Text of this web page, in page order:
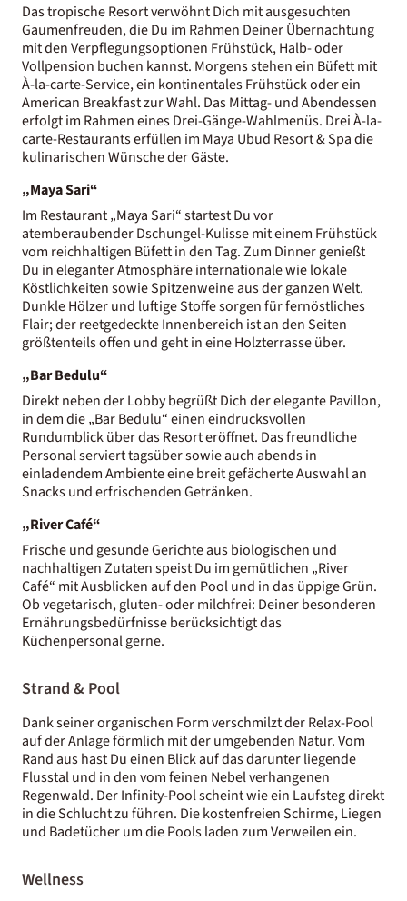
Das tropische Resort verwöhnt Dich mit ausgesuchten
Gaumenfreuden, die Du im Rahmen Deiner Übernachtung
mit den Verpflegungsoptionen Frühstück, Halb- oder
Vollpension buchen kannst. Morgens stehen ein Büfett mit
À-la-carte-Service, ein kontinentales Frühstück oder ein
American Breakfast zur Wahl. Das Mittag- und Abendessen
erfolgt im Rahmen eines Drei-Gänge-Wahlmenüs. Drei À-la-
carte-Restaurants erfüllen im Maya Ubud Resort & Spa die
kulinarischen Wünsche der Gäste.
„Maya Sari“
Im Restaurant „Maya Sari“ startest Du vor
atemberaubender Dschungel-Kulisse mit einem Frühstück
vom reichhaltigen Büfett in den Tag. Zum Dinner genießt
Du in eleganter Atmosphäre internationale wie lokale
Köstlichkeiten sowie Spitzenweine aus der ganzen Welt.
Dunkle Hölzer und luftige Stoffe sorgen für fernöstliches
Flair; der reetgedeckte Innenbereich ist an den Seiten
größtenteils offen und geht in eine Holzterrasse über.
„Bar Bedulu“
Direkt neben der Lobby begrüßt Dich der elegante Pavillon,
in dem die „Bar Bedulu“ einen eindrucksvollen
Rundumblick über das Resort eröffnet. Das freundliche
Personal serviert tagsüber sowie auch abends in
einladendem Ambiente eine breit gefächerte Auswahl an
Snacks und erfrischenden Getränken.
„River Café“
Frische und gesunde Gerichte aus biologischen und
nachhaltigen Zutaten speist Du im gemütlichen „River
Café“ mit Ausblicken auf den Pool und in das üppige Grün.
Ob vegetarisch, gluten- oder milchfrei: Deiner besonderen
Ernährungsbedürfnisse berücksichtigt das
Küchenpersonal gerne.
Strand & Pool
Dank seiner organischen Form verschmilzt der Relax-Pool
auf der Anlage förmlich mit der umgebenden Natur. Vom
Rand aus hast Du einen Blick auf das darunter liegende
Flusstal und in den vom feinen Nebel verhangenen
Regenwald. Der Infinity-Pool scheint wie ein Laufsteg direkt
in die Schlucht zu führen. Die kostenfreien Schirme, Liegen
und Badetücher um die Pools laden zum Verweilen ein.
Wellness